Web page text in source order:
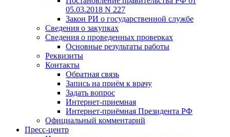
05.03.2018 N 227
Закон РИ о государственной службе
Сведения о закупках
Сведения о проведенных проверках
Основные результаты работы
Реквизиты
Контакты
Обратная связь
Запись на приём к врачу
Задать вопрос
Интернет-приемная
Интернет-приёмная Президента РФ
Официальный комментарий
Пресс-центр